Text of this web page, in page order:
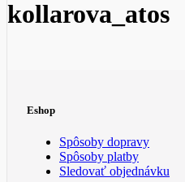
kollarova_atos
Eshop
Spôsoby dopravy
Spôsoby platby
Sledovať objednávku